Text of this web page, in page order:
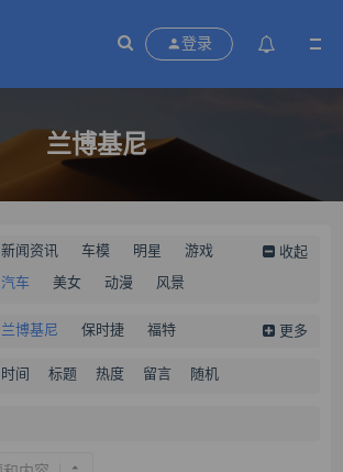
登录
兰博基尼
新闻资讯 车模 明星 游戏
汽车 美女 动漫 风景
收起
兰博基尼 保时捷 福特 更多
时间 标题 热度 留言 随机